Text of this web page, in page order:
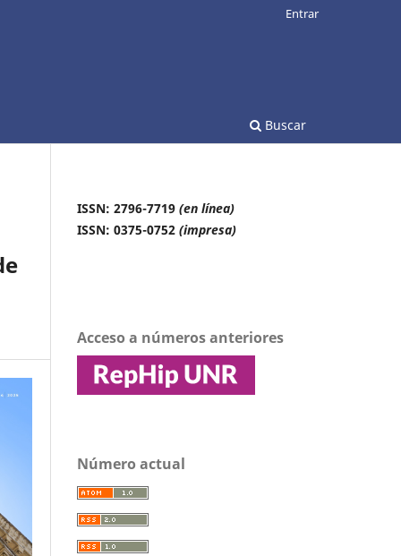
Buscar
Entrar
ISSN: 2796-7719 (en línea)
ISSN: 0375-0752 (impresa)
Acceso a números anteriores
Número actual